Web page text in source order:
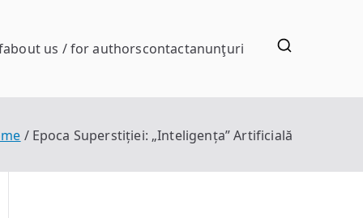
about us / for authorscontactanunţuri
Epoca Superstiției: „Inteligența” Artificială